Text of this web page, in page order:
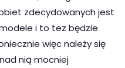
zdecydowanych jest
i to tez będzie
więc należy się
nad nią mocniej